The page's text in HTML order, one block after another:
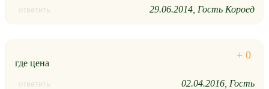
ответить 29.06.2014 Гость Короед
где цена
ответить 02.04.2016 Гость